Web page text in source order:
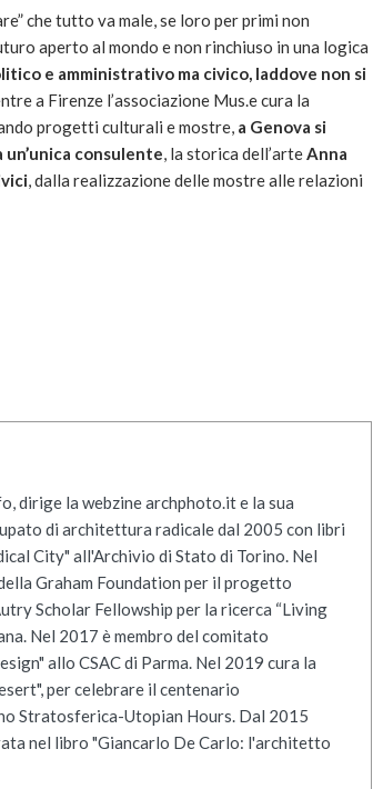
che tutto va male, se loro per primi non
aperto al mondo e non rinchiuso in una logica
e amministrativo ma civico, laddove non si
a Firenze l’associazione Mus.e cura la
progetti culturali e mostre, a Genova si
consulente, la storica dell’arteAnna
, dalla realizzazione delle mostre alle relazioni
la webzine archphoto.it e la sua
di architettura radicale dal 2005 con libri
City" all'Archivio di Stato di Torino. Nel
Graham Foundation per il progetto
Scholar Fellowship per la ricerca “Living
Nel 2017 è membro del comitato
allo CSAC di Parma. Nel 2019 cura la
per celebrare il centenario
Stratosferica-Utopian Hours. Dal 2015
nel libro "Giancarlo De Carlo: l'architetto